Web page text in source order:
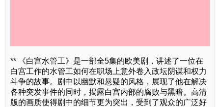
** 《白宫水管工》是一部全5集的欧美剧，讲述了一位在
白宫工作的水管工如何在职场上意外卷入政坛阴谋和权力
斗争的故事。剧中以幽默和悬疑的风格，展现了他在解决
各种突发事件的同时，揭露白宫内部的腐败与黑暗。高清
版的画质使得剧中的细节更为突出，受到了观众的广泛好